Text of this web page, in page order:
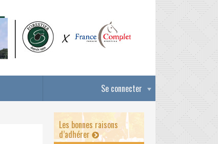
Se connecter
Les bonnes raisons
d’adhérer